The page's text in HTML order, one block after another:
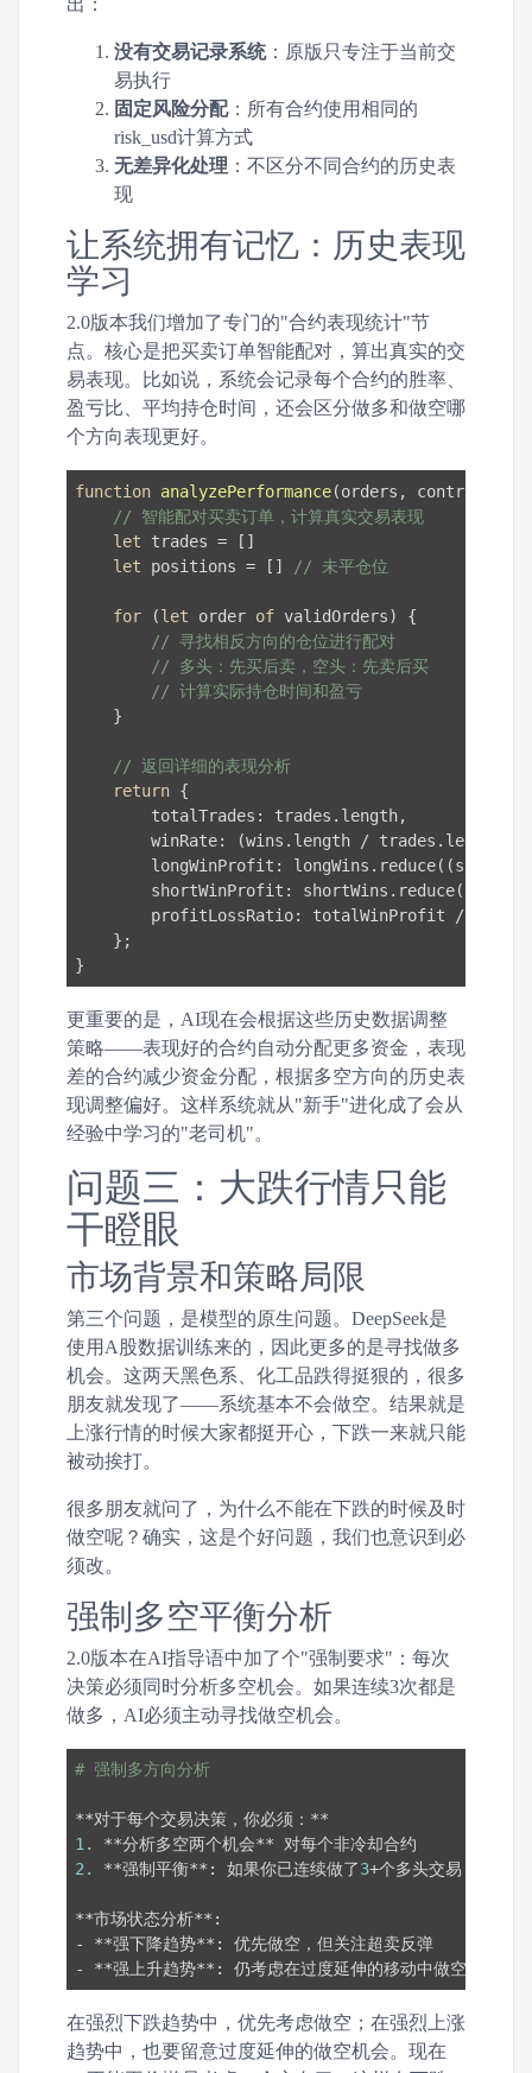
出：
没有交易记录系统：原版只专注于当前交
易执行
固定风险分配：所有合约使用相同的
risk_usd计算方式
无差异化处理 ：不区分不同合约的历史表
现
让系统拥有记忆：历史表现
学习
2.0版本我们增加了专门的"合约表现统计"节
点。核心是把买卖订单智能配对，算出真实的交
易表现。比如说，系统会记录每个合约的胜率、
盈亏比、平均持仓时间，还会区分做多和做空哪
个方向表现更好。
function analyzePerformance(orders, contract
// 智能配对买卖订单，计算真实交易表现
let trades = []
let positions = [] // 未平仓位
for (let order of validOrders) {
// 寻找相反方向的仓位进行配对
// 多头：先买后卖，空头：先卖后买
// 计算实际持仓时间和盈亏
    }
// 返回详细的表现分析
return {
totalTrades : trades.length,
winRate: (wins.length / trades.length *
longWinProfit : longWins.reduce( (sum, t
shortWinProfit : shortWins.reduce(
profitLossRatio: totalWinProfit /
    };
更重要的是，AI现在会根据这些历史数据调整
策略——表现好的合约自动分配更多资金，表现
差的合约减少资金分配，根据多空方向的历史表
现调整偏好。这样系统就从"新手"进化成了会从
经验中学习的"老司机"。
问题三：大跌行情只能
干瞪眼
市场背景和策略局限
第三个问题，是模型的原生问题。DeepSeek是
使用A股数据训练来的，因此更多的是寻找做多
机会。这两天黑色系、化工品跌得挺狠的，很多
朋友就发现了——系统基本不会做空。结果就是
上涨行情的时候大家都挺开心，下跌一来就只能
被动挨打。
很多朋友就问了，为什么不能在下跌的时候及时
做空呢？确实，这是个好问题，我们也意识到必
须改。
强制多空平衡分析
2.0版本在AI指导语中加了个"强制要求"：每次
决策必须同时分析多空机会。如果连续3次都是
做多，AI必须主动寻找做空机会。
# 强制多方向分析
1.
2.
**强制平衡**: 如果你已连续做了3+个多头交易，主动
**市场状态分析**:
- **强下降趋势**: 优先做空，但关注超卖反弹
在强烈下跌趋势中，优先考虑做空；在强烈上涨
趋势中，也要留意过度延伸的做空机会。现在